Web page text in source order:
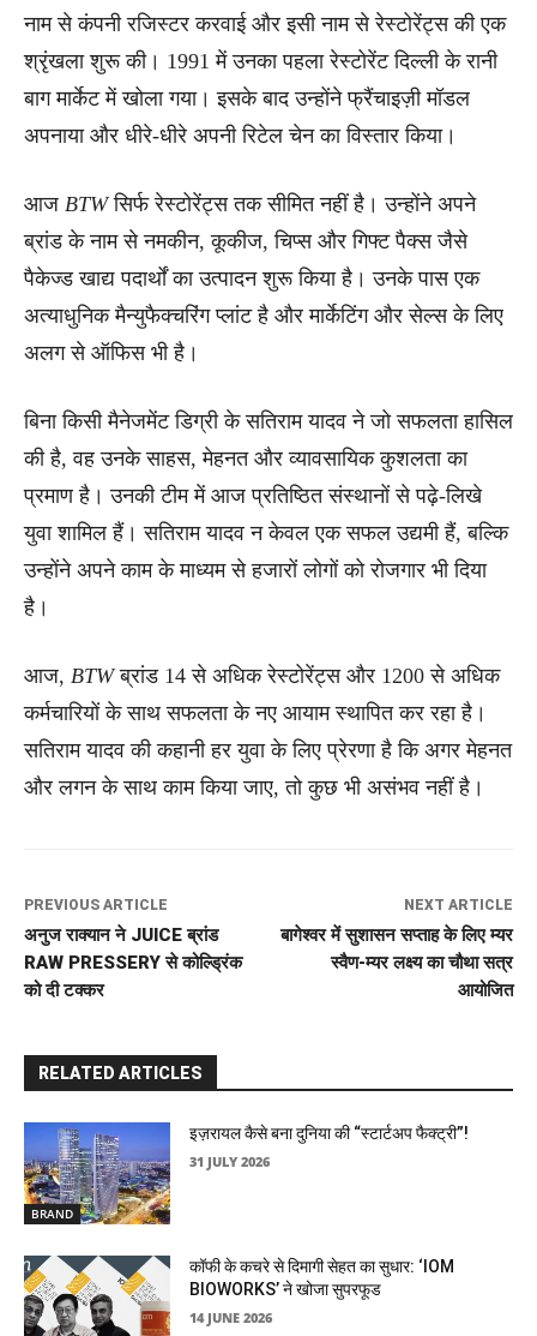
नाम से कंपनी रजिस्टर करवाई और इसी नाम से रेस्टोरेंट्स की एक
श्रृंखला शुरू की। 1991 में उनका पहला रेस्टोरेंट दिल्ली के रानी
बाग मार्केट में खोला गया। इसके बाद उन्होंने फ्रैंचाइज़ी मॉडल
अपनाया और धीरे-धीरे अपनी रिटेल चेन का विस्तार किया।
आज BTWसिर्फ रेस्टोरेंट्स तक सीमित नहीं है। उन्होंने अपने
ब्रांड के नाम से नमकीन, कूकीज, चिप्स और गिफ्ट पैक्स जैसे
पैकेज्ड खाद्य पदार्थों का उत्पादन शुरू किया है। उनके पास एक
अत्याधुनिक मैन्युफैक्चरिंग प्लांट है और मार्केटिंग और सेल्स के लिए
अलग से ऑफिस भी है।
बिना किसी मैनेजमेंट डिग्री के सतिराम यादव ने जो सफलता हासिल
की है, वह उनके साहस, मेहनत और व्यावसायिक कुशलता का
प्रमाण है। उनकी टीम में आज प्रतिष्ठित संस्थानों से पढ़े-लिखे
युवा शामिल हैं। सतिराम यादव न केवल एक सफल उद्यमी हैं, बल्कि
उन्होंने अपने काम के माध्यम से हजारों लोगों को रोजगार भी दिया
है।
आज, BTWब्रांड 14 से अधिक रेस्टोरेंट्स और 1200 से अधिक
कर्मचारियों के साथ सफलता के नए आयाम स्थापित कर रहा है।
सतिराम यादव की कहानी हर युवा के लिए प्रेरणा है कि अगर मेहनत
और लगन के साथ काम किया जाए, तो कुछ भी असंभव नहीं है।
PREVIOUS ARTICLE
अनुज राक्यान ने JUICE ब्रांड
RAW PRESSERY से कोल्ड्रिंक
को दी टक्कर
NEXT ARTICLE
बागेश्वर में सुशासन सप्ताह के लिए म्यर
स्वैण-म्यर लक्ष्य का चौथा सत्र
आयोजित
RELATED ARTICLES
BRAND
इज़रायल कैसे बना दुनिया की “स्टार्टअप फैक्ट्री”!
31 JULY 2026
कॉफी के कचरे से दिमागी सेहत का सुधार: ‘IOM
BIOWORKS’ ने खोजा सुपरफूड
14 JUNE 2026